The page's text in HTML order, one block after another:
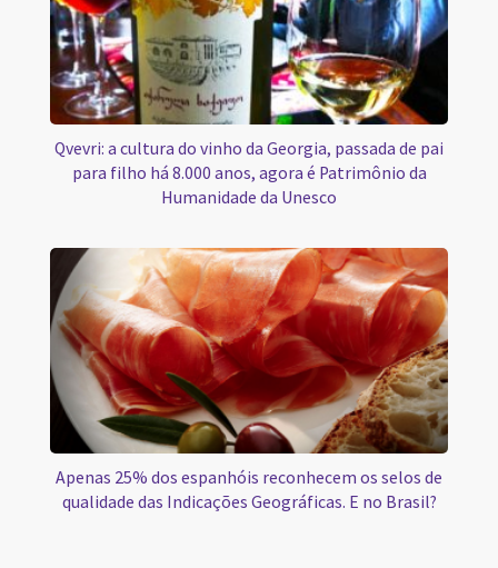
Qvevri: a cultura do vinho da Georgia, passada de pai
para filho há 8.000 anos, agora é Patrimônio da
Humanidade da Unesco
Apenas 25% dos espanhóis reconhecem os selos de
qualidade das Indicações Geográficas. E no Brasil?